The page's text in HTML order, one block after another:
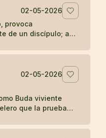
02-05-2026
provoca
de un discípulo; aun
02-05-2026
Buda viviente
que la prueba
real.